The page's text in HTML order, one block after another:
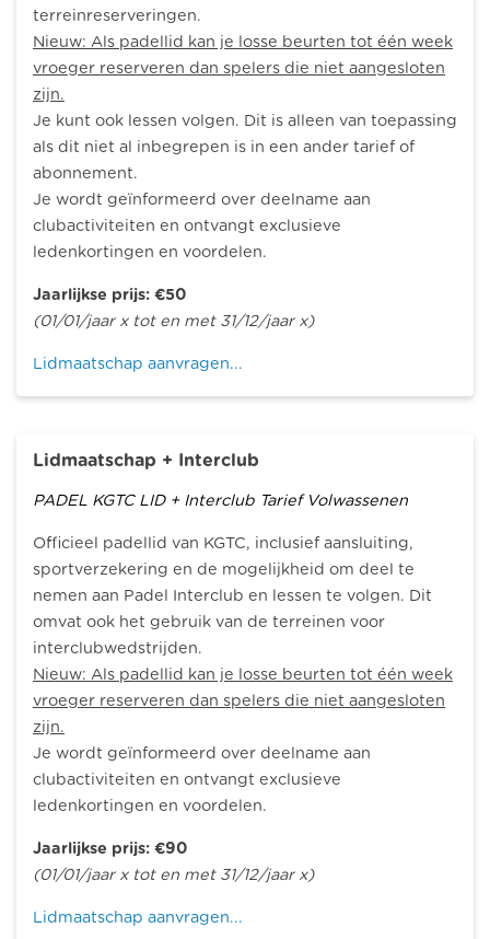
terreinreserveringen.
Nieuw: Als padellid kan je losse beurten tot één week
vroeger reserveren dan spelers die niet aangesloten
zijn.
Je kunt ook lessen volgen. Dit is alleen van toepassing
als dit niet al inbegrepen is in een ander tarief of
abonnement.
Je wordt geïnformeerd over deelname aan
clubactiviteiten en ontvangt exclusieve
ledenkortingen en voordelen.
Jaarlijkse prijs: €50
(01/01/jaar x tot en met 31/12/jaar x)
Lidmaatschap aanvragen...
Lidmaatschap + Interclub
PADEL KGTC LID + Interclub Tarief Volwassenen
Officieel padellid van KGTC, inclusief aansluiting,
sportverzekering en de mogelijkheid om deel te
nemen aan Padel Interclub en lessen te volgen. Dit
omvat ook het gebruik van de terreinen voor
interclubwedstrijden.
Nieuw: Als padellid kan je losse beurten tot één week
vroeger reserveren dan spelers die niet aangesloten
zijn.
Je wordt geïnformeerd over deelname aan
clubactiviteiten en ontvangt exclusieve
ledenkortingen en voordelen.
Jaarlijkse prijs: €90
(01/01/jaar x tot en met 31/12/jaar x)
Lidmaatschap aanvragen...